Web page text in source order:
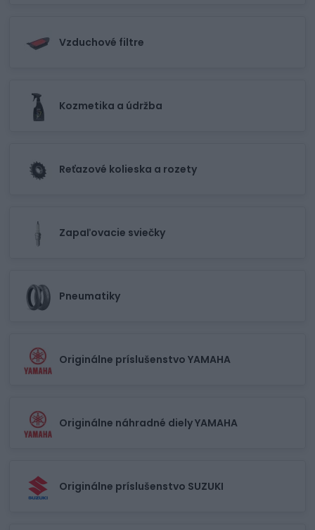
Vzduchové filtre
Kozmetika a údržba
Reťazové kolieska a rozety
Zapaľovacie sviečky
Pneumatiky
Originálne príslušenstvo YAMAHA
Originálne náhradné diely YAMAHA
Originálne príslušenstvo SUZUKI